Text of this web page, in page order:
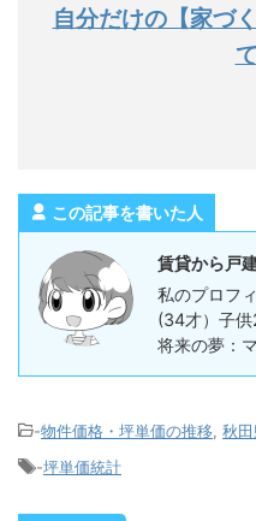
自分だけの【家づ
この記事を書いた人
賃貸から戸
私のプロフ
(34才）子
将来の夢：
-物件価格・坪単価の推移 秋田
-坪単価統計